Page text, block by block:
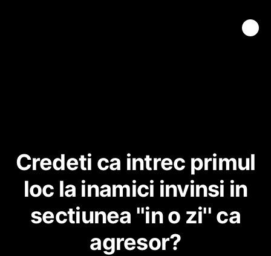
Credeti ca intrec primul
loc la inamici invinsi in
sectiunea ''in o zi'' ca
agresor?